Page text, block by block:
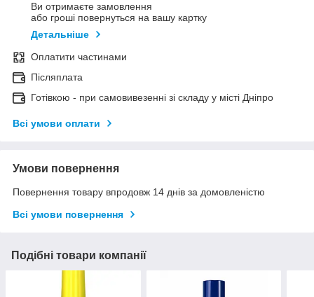
Ви отримаєте замовлення
або гроші повернуться на вашу картку
Детальніше
Оплатити частинами
Післяплата
Готівкою - при самовивезенні зі складу у місті Дніпро
Всі умови оплати
Умови повернення
Повернення товару впродовж 14 днів за домовленістю
Всі умови повернення
Подібні товари компанії